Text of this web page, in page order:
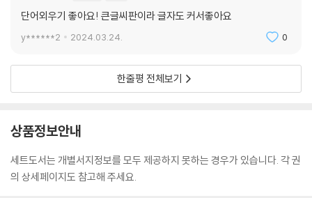
실전모의고사 제5회
독해
쓰기
실전모의고사 제6회
독해
[부록] 고난도 어휘집
단어외우기 좋아요! 큰글씨판이라 글자도 커서좋아요
y******2 2024.03.24. 0
한줄평 전체보기
상품정보안내
세트도서는 개별서지정보를 모두 제공하지 못하는 경우가 있습니다. 각 권
의 상세페이지도 참고해 주세요.